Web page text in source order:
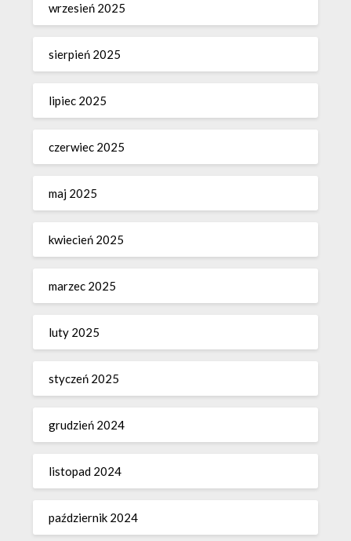
wrzesień 2025
sierpień 2025
lipiec 2025
czerwiec 2025
maj 2025
kwiecień 2025
marzec 2025
luty 2025
styczeń 2025
grudzień 2024
listopad 2024
październik 2024